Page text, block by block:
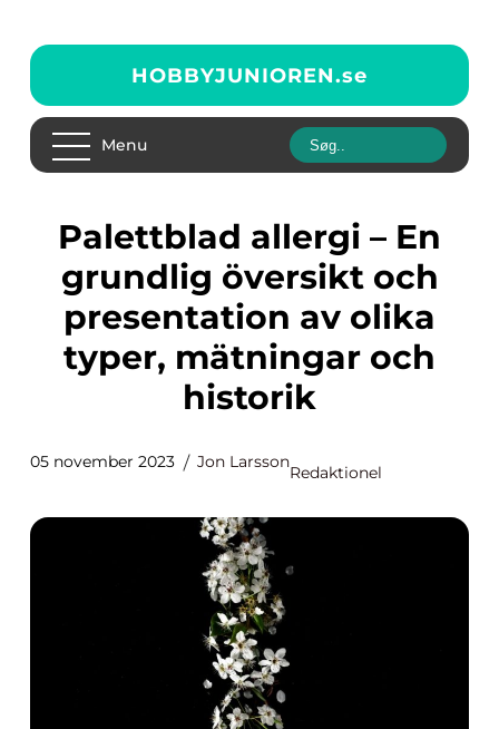
HOBBYJUNIOREN.se
Menu
Palettblad allergi – En
grundlig översikt och
presentation av olika
typer, mätningar och
historik
05 november 2023 Jon Larsson
Redaktionel